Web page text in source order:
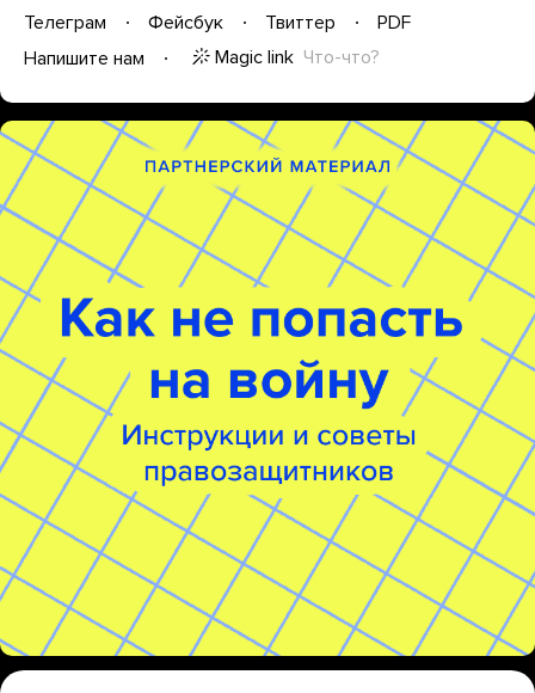
Телеграм Фейсбук Твиттер
PDF
Напишите нам
Magic link Что-что?